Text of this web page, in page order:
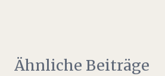
Ähnliche Beiträge